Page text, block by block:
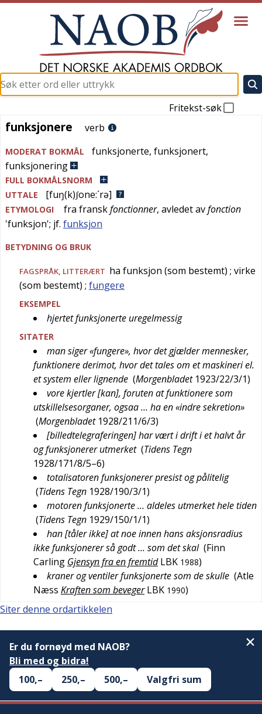
Fritekst-søk
funksjonere
funksjonere verb
MODERAT BOKMÅL funksjonerte, funksjonert,
funksjonering
FULL BOKMÅLSNORM
UTTALE
[fuŋ(k)ʃone:´rə]
ETYMOLOGI fra franskfonctionner, avledet avfonction
'funksjon'; jf. funksjon
BETYDNING OG BRUK
FAGSPRÅK, LITTERÆRT ha funksjon (som bestemt) ; virke
(som bestemt) ; fungere
EKSEMPEL
hjertet funksjonerte uregelmessig
SITATER
man siger «fungere», hvor det gjælder mennesker,
funktionere derimot, hvor det tales om et maskineri el.
et system eller lignende (Morgenbladet 1923/22/3/1)
vore kjertler [kan], foruten at funktionere som
utskillelsesorganer, ogsaa … ha en «indre sekretion»
(Morgenbladet 1928/211/6/3)
[billedtelegraferingen] har vært i drift i et halvt år
og funksjonerer utmerket (Tidens Tegn
1928/171/8/5–6)
totalisatoren funksjonerer presist og pålitelig
(Tidens Tegn 1928/190/3/1)
motoren funksjonerte … aldeles utmerket hele tiden
(Tidens Tegn 1929/150/1/1)
han [tåler ikke] at noe innen hans aksjonsradius
ikke funksjonerer så godt … som det skal (Finn
Carling Gjensyn fra en fremtid LBK 1988)
kraner og ventiler funksjonerte som de skulle (Atle
Næss Kraften som beveger LBK 1990)
Siter denne ordartikkelen
Er du fornøyd med NAOB?
Bli med og bidra!
100,–
250,– 500,– Valgfri sum